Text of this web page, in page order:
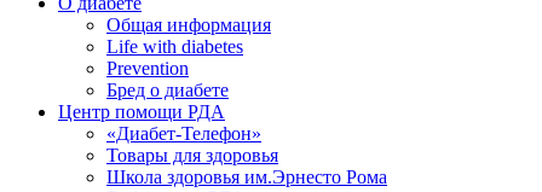
Общая информация
Life with diabetes
Prevention
Бред о диабете
Центр помощи РДА
«Диабет-Телефон»
Товары для здоровья
Школа здоровья им.Эрнесто Рома